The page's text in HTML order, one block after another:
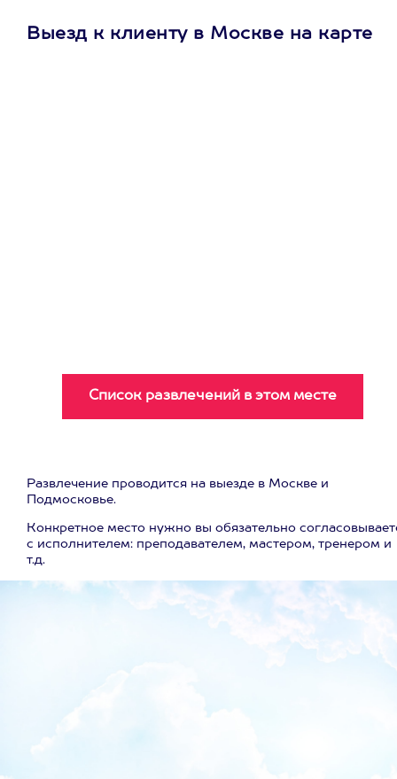
Выезд к клиенту в Москве на карте
Развлечение проводится на выезде в Москве и
Подмосковье.
Конкретное место нужно вы обязательно
с исполнителем: преподавателем, мастером, тренером и
т.д.